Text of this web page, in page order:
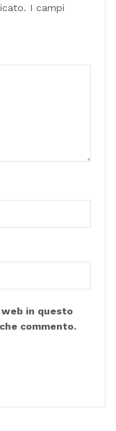
I campi
in questo
commento.